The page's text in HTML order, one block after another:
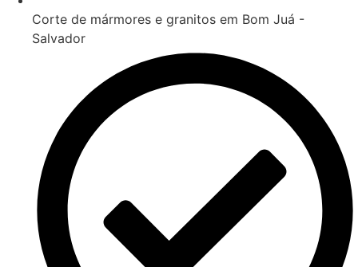
Corte de mármores e granitos em Bom Juá -
Salvador